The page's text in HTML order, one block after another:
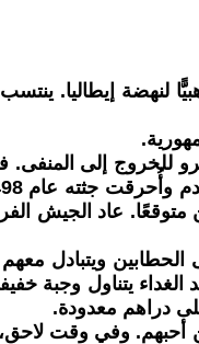
إيطاليا. ينتسب
اضطر بييرو للخروج إلى
متوقعًا. عاد الجيش
ويتبادل
يتناول وجبة
دراهم معدودة.
أحبهم. وفي وقت